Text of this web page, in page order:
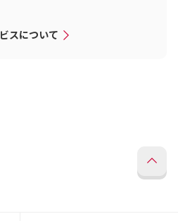
スについて